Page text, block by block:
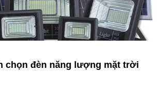
chọn đèn năng lượng mặt trời